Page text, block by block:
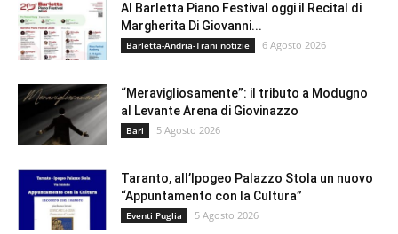
Al Barletta Piano Festival oggi il Recital di
Margherita Di Giovanni...
Barletta-Andria-Trani notizie 6 Agosto 2026
“Meravigliosamente”: il tributo a Modugno
al Levante Arena di Giovinazzo
Bari 5 Agosto 2026
Taranto, all’Ipogeo Palazzo Stola un nuovo
“Appuntamento con la Cultura”
Eventi Puglia 5 Agosto 2026